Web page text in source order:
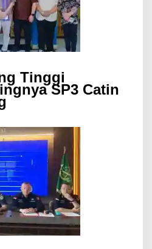
Tinggi
SP3 Catin